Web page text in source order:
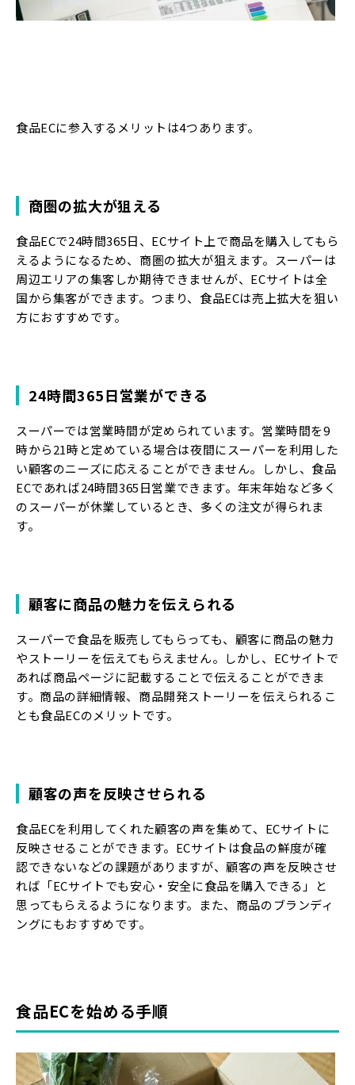
食品ECに参入するメリットは4つあります。
商圏の拡大が狙える
食品ECで24時間365日、ECサイト上で商品を購入してもら
えるようになるため、商圏の拡大が狙えます。スーパーは
周辺エリアの集客しか期待できませんが、ECサイトは全
国から集客ができます。つまり、食品ECは売上拡大を狙い
方におすすめです。
24時間365日営業ができる
スーパーでは営業時間が定められています。営業時間を9
時から21時と定めている場合は夜間にスーパーを利用した
い顧客のニーズに応えることができません。しかし、食品
ECであれば24時間365日営業できます。年末年始など多く
のスーパーが休業しているとき、多くの注文が得られま
す。
顧客に商品の魅力を伝えられる
スーパーで食品を販売してもらっても、顧客に商品の魅力
やストーリーを伝えてもらえません。しかし、ECサイトで
あれば商品ページに記載することで伝えることができま
す。商品の詳細情報、商品開発ストーリーを伝えられるこ
とも食品ECのメリットです。
顧客の声を反映させられる
食品ECを利用してくれた顧客の声を集めて、ECサイトに
反映させることができます。ECサイトは食品の鮮度が確
認できないなどの課題がありますが、顧客の声を反映させ
れば「ECサイトでも安心・安全に食品を購入できる」と
思ってもらえるようになります。また、商品のブランディ
ングにもおすすめです。
食品ECを始める手順